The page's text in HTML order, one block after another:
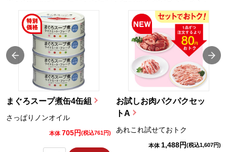
まぐろスープ煮缶4缶組
さっぱりノンオイル
本体 705円(税込761円)
お試しお肉パクパクセッ
トA
あれこれ試せておトク
本体 1,488円(税込1,607円)